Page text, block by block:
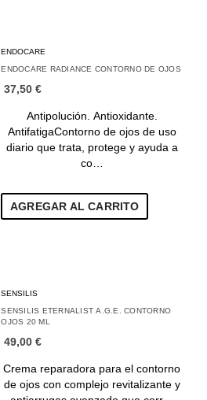
ENDOCARE
ENDOCARE RADIANCE CONTORNO DE OJOS
37,50 €
Antipolución. Antioxidante.
AntifatigaContorno de ojos de uso
diario que trata, protege y ayuda a
co…
AGREGAR AL CARRITO
SENSILIS
SENSILIS ETERNALIST A.G.E. CONTORNO
OJOS 20 ML
49,00 €
Crema reparadora para el contorno
de ojos con complejo revitalizante y